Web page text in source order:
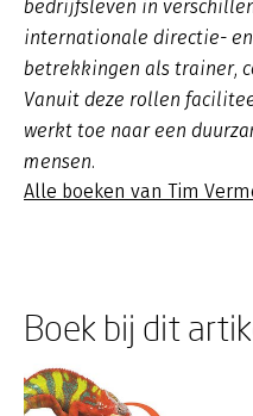
bedrijfsleven in
internationale directie-
betrekkingen als trainer,
Vanuit deze rollen
werkt toe naar een
mensen.
Alle boeken van Tim
Boek bij dit